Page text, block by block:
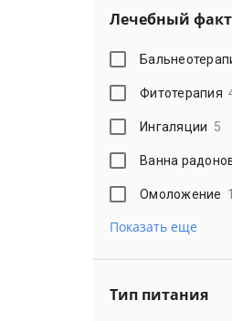
Лечебный
Фитотерапия
Ингаляции 5
Ванна
Омоложение 1
Показать еще
Тип питания